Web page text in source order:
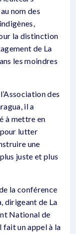
nom des
la distinction
de La
les moindres
des
il a
à mettre en
lutter
une
juste et plus
la conférence
dirigeant de La
National de
fait un appel à la